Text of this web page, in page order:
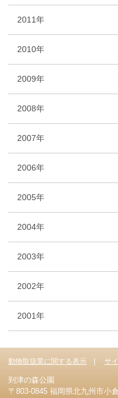
2011年
2010年
2009年
2008年
2007年
2006年
2005年
2004年
2003年
2002年
2001年
動物取扱業に関する表示 サ
到津の森公園
〒803-0845 福岡県北九州市小